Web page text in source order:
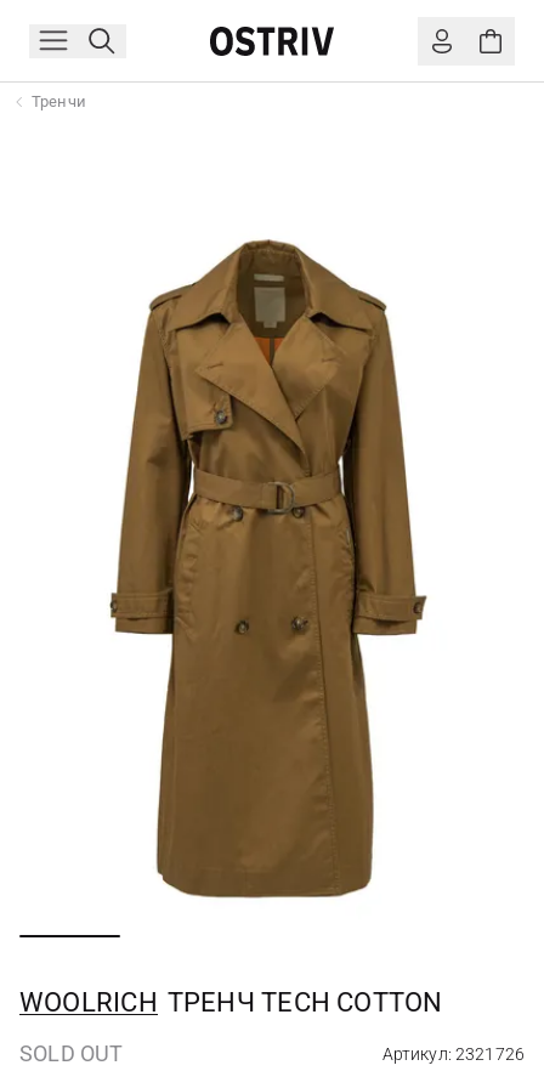
Тренчи
WOOLRICH ТРЕНЧ TECH COTTON
SOLD OUT Артикул: 2321726